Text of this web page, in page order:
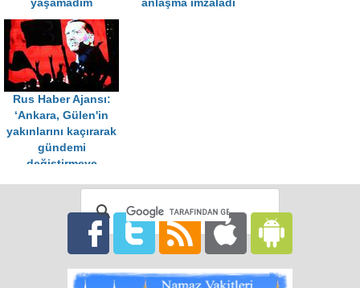
yaşamadım
anlaşma imzaladı
Rus Haber Ajansı:
‘Ankara, Gülen'in
yakınlarını kaçırarak
gündemi
değiştirmeye